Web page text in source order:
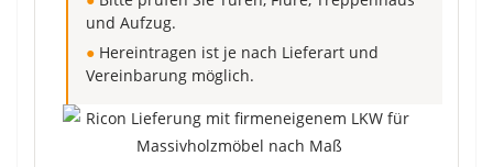
und Aufzug.
● Hereintragen ist je nach Lieferart und
Vereinbarung möglich.